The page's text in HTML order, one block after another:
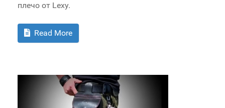
плечо от Lexy.
Read More